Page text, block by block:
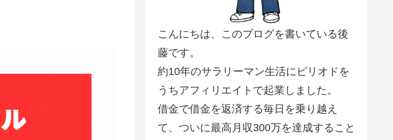
こんにちは、このブログを書いている後
藤です。
約10年のサラリーマン生活にピリオドを
うちアフィリエイトで起業しました。
借金で借金を返済する毎日を乗り越え
て、ついに最高月収300万を達成すること